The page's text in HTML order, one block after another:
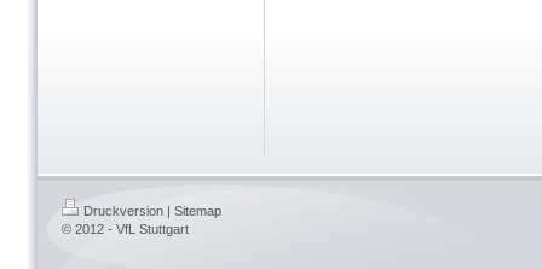
Druckversion | Sitemap
© 2012 - VfL Stuttgart